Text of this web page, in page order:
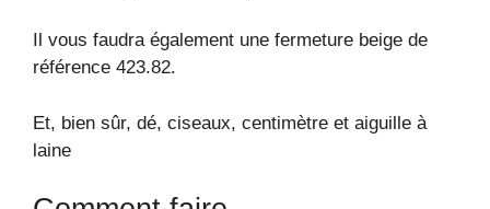
Il vous faudra également une fermeture beige de
référence 423.82.
Et, bien sûr, dé, ciseaux, centimètre et aiguille à
laine